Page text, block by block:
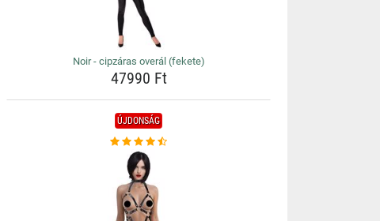
Noir - cipzáras overál (fekete)
47990 Ft
ÚJDONSÁG